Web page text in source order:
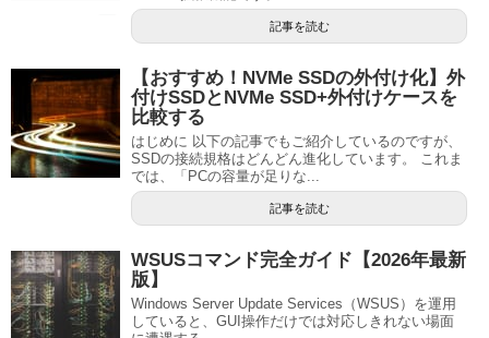
記事を読む
【おすすめ！NVMe SSDの外付け化】外
付けSSDとNVMe SSD+外付けケースを
比較する
はじめに 以下の記事でもご紹介しているのですが、
SSDの接続規格はどんどん進化しています。 これま
では、「PCの容量が足りな...
記事を読む
WSUSコマンド完全ガイド【2026年最新
版】
Windows Server Update Services（WSUS）を運用
していると、GUI操作だけでは対応しきれない場面